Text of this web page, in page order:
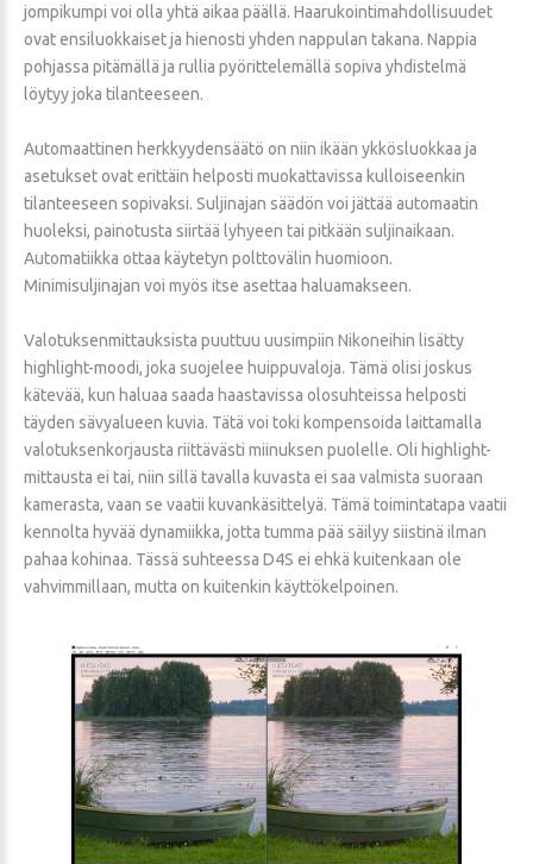
jompikumpi voi olla yhtä aikaa päällä. Haarukointimahdollisuudet
ovat ensiluokkaiset ja hienosti yhden nappulan takana. Nappia
pohjassa pitämällä ja rullia pyörittelemällä sopiva yhdistelmä
löytyy joka tilanteeseen.
Automaattinen herkkyydensäätö on niin ikään ykkösluokkaa ja
asetukset ovat erittäin helposti muokattavissa kulloiseenkin
tilanteeseen sopivaksi. Suljinajan säädön voi jättää automaatin
huoleksi, painotusta siirtää lyhyeen tai pitkään suljinaikaan.
Automatiikka ottaa käytetyn polttovälin huomioon.
Minimisuljinajan voi myös itse asettaa haluamakseen.
Valotuksenmittauksista puuttuu uusimpiin Nikoneihin lisätty
highlight-moodi, joka suojelee huippuvaloja. Tämä olisi joskus
kätevää, kun haluaa saada haastavissa olosuhteissa helposti
täyden sävyalueen kuvia. Tätä voi toki kompensoida laittamalla
valotuksenkorjausta riittävästi miinuksen puolelle. Oli highlight-
mittausta ei tai, niin sillä tavalla kuvasta ei saa valmista suoraan
kamerasta, vaan se vaatii kuvankäsittelyä. Tämä toimintatapa vaatii
kennolta hyvää dynamiikka, jotta tumma pää säilyy siistinä ilman
pahaa kohinaa. Tässä suhteessa D4S ei ehkä kuitenkaan ole
vahvimmillaan, mutta on kuitenkin käyttökelpoinen.